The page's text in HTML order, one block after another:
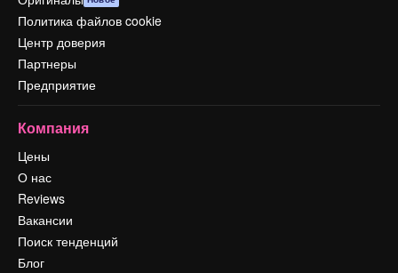
Политика файлов cookie
Центр доверия
Партнеры
Предприятие
Компания
Цены
О нас
Reviews
Вакансии
Поиск тенденций
Блог